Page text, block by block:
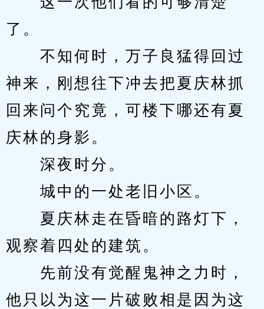
了。
不知何时，万子良猛得回过
神来，刚想往下冲去把夏庆林抓
回来问个究竟，可楼下哪还有夏
庆林的身影。
深夜时分。
城中的一处老旧小区。
夏庆林走在昏暗的路灯下，
观察着四处的建筑。
先前没有觉醒鬼神之力时，
他只以为这一片破败相是因为这